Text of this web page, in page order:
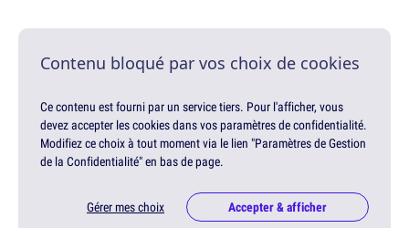
Contenu bloqué par vos choix de cookies
Ce contenu est fourni par un service tiers. Pour l'afficher, vous
devez accepter les cookies dans vos paramètres de confidentialité.
Modifiez ce choix à tout moment via le lien "Paramètres de Gestion
de la Confidentialité" en bas de page.
Gérer mes choix Accepter & afficher